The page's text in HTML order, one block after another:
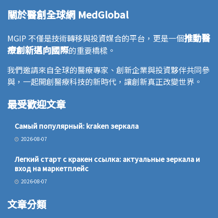
關於醫創全球網 MedGlobal
MGIP 不僅是技術轉移與投資媒合的平台，更是一個推動醫
療創新邁向國際的重要橋樑。
我們邀請來自全球的醫療專家、創新企業與投資夥伴共同參
與，一起開創醫療科技的新時代，讓創新真正改變世界。
最受歡迎文章
Самый популярный: kraken зеркала
2026-08-07
Легкий старт с кракен ссылка: актуальные зеркала и
вход на маркетплейс
2026-08-07
文章分類